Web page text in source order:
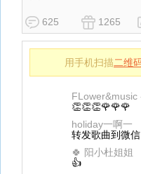
625 1265
用手机扫描二维
FLower&music
👏👏👏🌹🌹🌹
holiday一啊一
转发歌曲到微信
🍀 阳小杜姐姐
👍